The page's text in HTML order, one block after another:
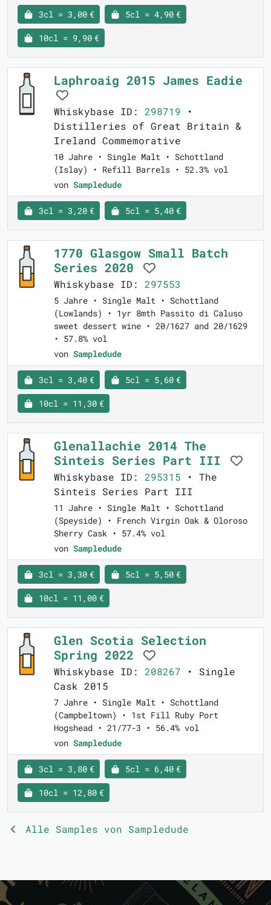
3cl = 3,00 € 5cl = 4,90 €
10cl = 9,90 €
Laphroaig 2015 James Eadie
Whiskybase ID: 298719 •
Distilleries of Great Britain &
Ireland Commemorative
10 Jahre • Single Malt • Schottland
(Islay) • Refill Barrels • 52.3% vol
von Sampledude
3cl = 3,20 € 5cl = 5,40 €
1770 Glasgow Small Batch
Series 2020
Whiskybase ID: 297553
5 Jahre • Single Malt • Schottland
(Lowlands) • 1yr 8mth Passito di Caluso
sweet dessert wine • 20/1627 and 20/1629
• 57.8% vol
von Sampledude
3cl = 3,40 € 5cl = 5,60 €
10cl = 11,30 €
Glenallachie 2014 The
Sinteis Series Part III
Whiskybase ID: 295315 • The
Sinteis Series Part III
11 Jahre • Single Malt • Schottland
(Speyside) • French Virgin Oak & Oloroso
Sherry Cask • 57.4% vol
von Sampledude
3cl = 3,30 € 5cl = 5,50 €
10cl = 11,00 €
Glen Scotia Selection
Spring 2022
Whiskybase ID: 208267 • Single
Cask 2015
7 Jahre • Single Malt • Schottland
(Campbeltown) • 1st Fill Ruby Port
Hogshead • 21/77-3 • 56.4% vol
von Sampledude
3cl = 3,80 € 5cl = 6,40 €
10cl = 12,80 €
Alle Samples von Sampledude